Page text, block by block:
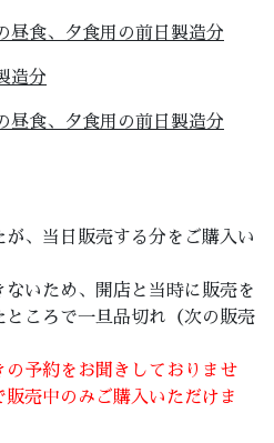
昼食、夕食用の前日製造分
造分
昼食、夕食用の前日製造分
、当日販売する分をご購入い
いため、開店と当時に販売を
ところで一旦品切れ（次の販売
予約をお聞きしておりませ
売中のみご購入いただけま